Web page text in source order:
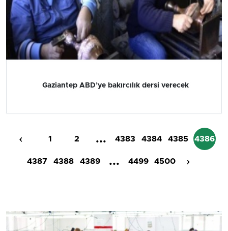
Gaziantep ABD’ye bakırcılık dersi verecek
‹ 1 2 ... 4383 4384 4385 4386
4387 4388 4389 ... 4499 4500 ›